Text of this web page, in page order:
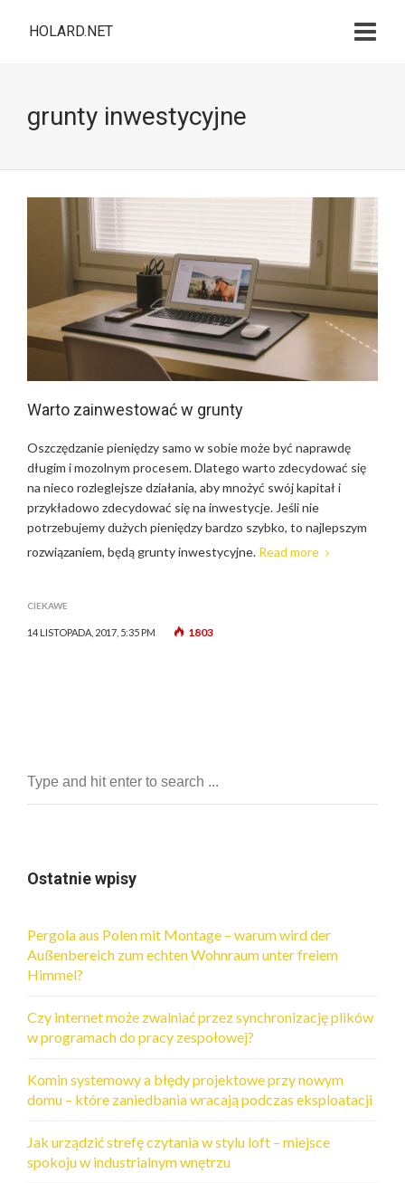
HOLARD.NET
grunty inwestycyjne
Warto zainwestować w grunty
Oszczędzanie pieniędzy samo w sobie może być naprawdę
długim i mozolnym procesem. Dlatego warto zdecydować się
na nieco rozleglejsze działania, aby mnożyć swój kapitał i
przykładowo zdecydować się na inwestycje. Jeśli nie
potrzebujemy dużych pieniędzy bardzo szybko, to najlepszym
rozwiązaniem, będą grunty inwestycyjne. Read more
CIEKAWE
14 LISTOPADA, 2017, 5:35 PM 1803
Ostatnie wpisy
Pergola aus Polen mit Montage – warum wird der
Außenbereich zum echten Wohnraum unter freiem
Himmel?
Czy internet może zwalniać przez synchronizację plików
w programach do pracy zespołowej?
Komin systemowy a błędy projektowe przy nowym
domu – które zaniedbania wracają podczas eksploatacji
Jak urządzić strefę czytania w stylu loft – miejsce
spokoju w industrialnym wnętrzu